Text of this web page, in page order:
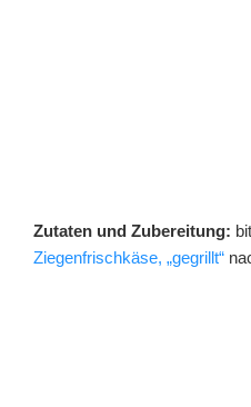
Zutaten und Zubereitung:
Ziegenfrischkäse, „gegrillt“